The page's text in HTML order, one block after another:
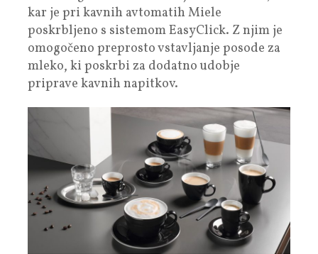
kar je pri kavnih avtomatih Miele
poskrbljeno s sistemom EasyClick. Z njim je
omogočeno preprosto vstavljanje posode za
mleko, ki poskrbi za dodatno udobje
priprave kavnih napitkov.